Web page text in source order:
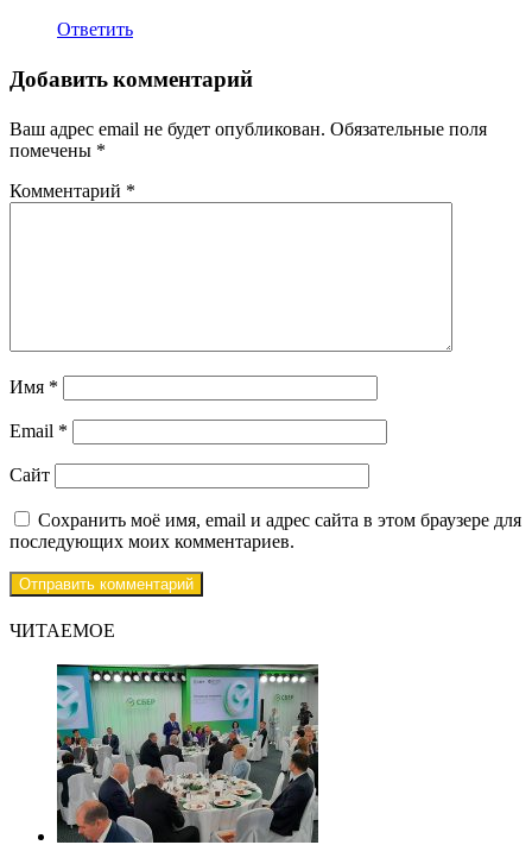
Ответить
Добавить комментарий
Ваш адрес email не будет опубликован. Обязательные поля
помечены *
Комментарий *
Имя *
Email *
Сайт
Сохранить моё имя, email и адрес сайта в этом браузере для
последующих моих комментариев.
ЧИТАЕМОЕ